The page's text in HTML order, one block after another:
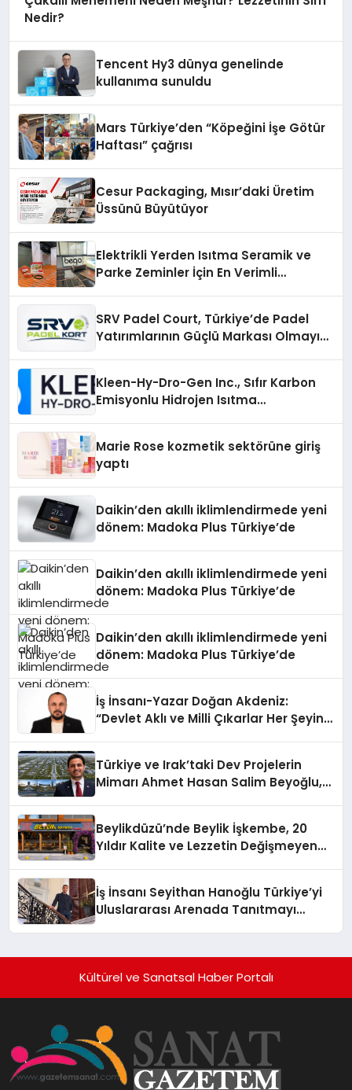
Nedir?
Tencent Hy3 dünya genelinde
kullanıma sunuldu
Mars Türkiye’den “Köpeğini İşe Götür
Haftası” çağrısı
Cesur Packaging, Mısır’daki Üretim
Üssünü Büyütüyor
Elektrikli Yerden Isıtma Seramik ve
Parke Zeminler İçin En Verimli
SRV Padel Court, Türkiye’de Padel
Yatırımlarının Güçlü Markası Olmayı
Kleen-Hy-Dro-Gen Inc., Sıfır Karbon
Emisyonlu Hidrojen Isıtma
Marie Rose kozmetik sektörüne giriş
yaptı
Daikin’den akıllı iklimlendirmede yeni
dönem: Madoka Plus Türkiye’de
Daikin’den akıllı iklimlendirmede yeni
dönem: Madoka Plus Türkiye’de
Daikin’den akıllı iklimlendirmede yeni
dönem: Madoka Plus Türkiye’de
İş İnsanı-Yazar Doğan Akdeniz:
“Devlet Aklı ve Milli Çıkarlar Her Şeyin
Türkiye ve Irak’taki Dev Projelerin
Mimarı Ahmet Hasan Salim Beyoğlu,
Hayata Geçirecek
Beylikdüzü’nde Beylik İşkembe, 20
Yıldır Kalite ve Lezzetin Değişmeyen
İş İnsanı Seyithan Hanoğlu Türkiye’yi
Uluslararası Arenada Tanıtmayı
Kültürel ve Sanatsal Haber Portalı